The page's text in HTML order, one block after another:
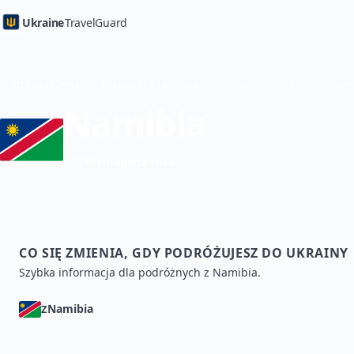
UkraineTravelGuard
CO SIĘ ZMIENIA, GDY PODRÓŻUJESZ DO UKRAINY
Szybka informacja dla podróżnych z Namibia.
ZNamibia